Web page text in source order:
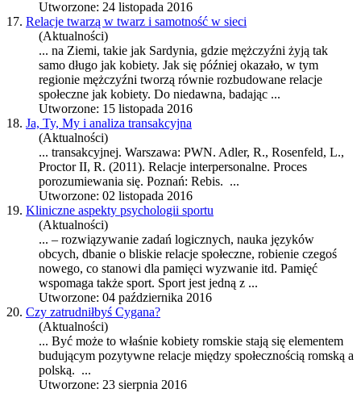
Utworzone: 24 listopada 2016
17. Relacje twarzą w twarz i samotność w sieci
(Aktualności)
... na Ziemi, takie jak Sardynia, gdzie mężczyźni żyją tak
samo długo jak kobiety. Jak się później okazało, w tym
regionie mężczyźni tworzą równie rozbudowane relacje
społeczne jak kobiety. Do niedawna, badając ...
Utworzone: 15 listopada 2016
18. Ja, Ty, My i analiza transakcyjna
(Aktualności)
... transakcyjnej. Warszawa: PWN. Adler, R., Rosenfeld, L.,
Proctor II, R. (2011). Relacje interpersonalne. Proces
porozumiewania się. Poznań: Rebis. ...
Utworzone: 02 listopada 2016
19. Kliniczne aspekty psychologii sportu
(Aktualności)
... – rozwiązywanie zadań logicznych, nauka języków
obcych, dbanie o bliskie relacje społeczne, robienie czegoś
nowego, co stanowi dla pamięci wyzwanie itd. Pamięć
wspomaga także sport. Sport jest jedną z ...
Utworzone: 04 października 2016
20. Czy zatrudniłbyś Cygana?
(Aktualności)
... Być może to właśnie kobiety romskie stają się elementem
budującym pozytywne relacje między społecznością romską a
polską. ...
Utworzone: 23 sierpnia 2016